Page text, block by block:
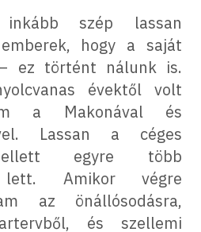
szép lassan
hogy a saját
ez történt nálunk is.
évektől volt
a Makonával és
Lassan a céges
egyre több
lett. Amikor végre
az önállósodásra,
és szellemi